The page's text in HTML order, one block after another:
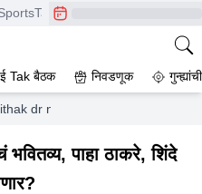
CrimeTak
Tak बैठक निवडणूक
dr navneet mandhani on
पाहा ठाकरे, शिंदे